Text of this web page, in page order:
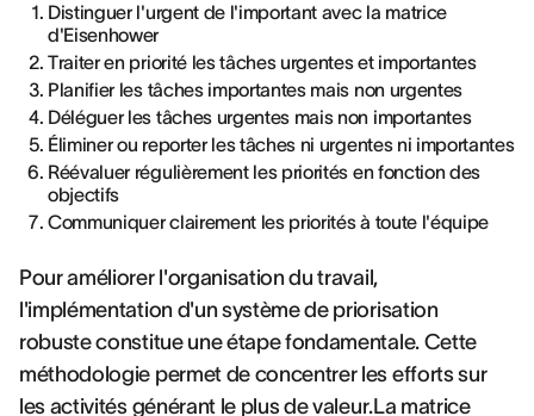
Distinguer l'urgent de l'important avec la matrice
d'Eisenhower
Traiter en priorité les tâches urgentes et importantes
Planifier les tâches importantes mais non urgentes
Déléguer les tâches urgentes mais non importantes
Éliminer ou reporter les tâches ni urgentes ni importantes
Réévaluer régulièrement les priorités en fonction des
objectifs
Communiquer clairement les priorités à toute l'équipe
Pour améliorer l'organisation du travail,
l'implémentation d'un système de priorisation
robuste constitue une étape fondamentale. Cette
méthodologie permet de concentrer les efforts sur
les activités générant le plus de valeur.La matrice